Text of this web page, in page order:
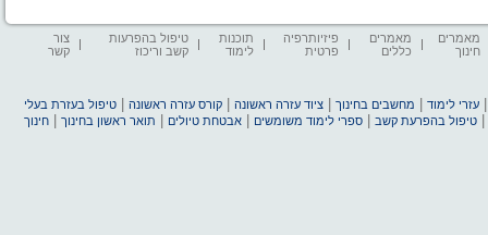
מאמרים
חינוך
מאמרים
כללים
פיזיותרפיה
פרטית
תוכנות
לימוד
טיפול בהפרעות
קשב וריכוז
צור
קשר
עזרי לימוד מחשבים בחינוך |ציוד עזרה ראשונה |קורס עזרה ראשונה |טיפול בעזרת בעלי
|טיפול בהפרעת קשב |ספרי לימוד משומשים |אבטחת טיולים תואר ראשון בחינוך |חינוך